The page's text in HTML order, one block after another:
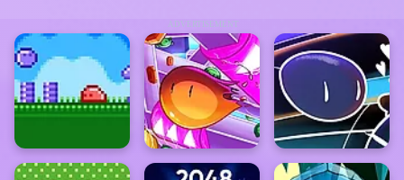
ADVERTISEMENT